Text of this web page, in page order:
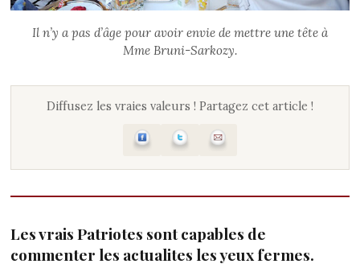
Il n’y a pas d’âge pour avoir envie de mettre une tête à
Mme Bruni-Sarkozy.
Diffusez les vraies valeurs ! Partagez cet article !
Les vrais Patriotes sont capables de
commenter les actualites les yeux fermes.